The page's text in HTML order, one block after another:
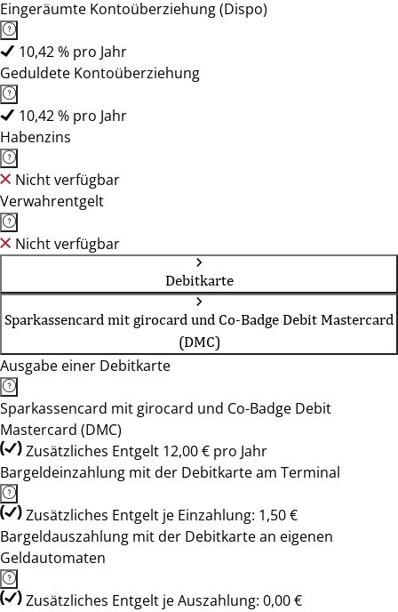
Eingeräumte Kontoüberziehung (Dispo)
10,42 % pro Jahr
Geduldete Kontoüberziehung
10,42 % pro Jahr
Habenzins
Nicht verfügbar
Verwahrentgelt
Nicht verfügbar
Debitkarte
Sparkassencard mit girocard und Co-Badge Debit Mastercard
(DMC)
Ausgabe einer Debitkarte
Sparkassencard mit girocard und Co-Badge Debit
Mastercard (DMC)
Zusätzliches Entgelt 12,00 € pro Jahr
Bargeldeinzahlung mit der Debitkarte am Terminal
Zusätzliches Entgelt je Einzahlung: 1,50 €
Bargeldauszahlung mit der Debitkarte an eigenen
Geldautomaten
Zusätzliches Entgelt je Auszahlung: 0,00 €